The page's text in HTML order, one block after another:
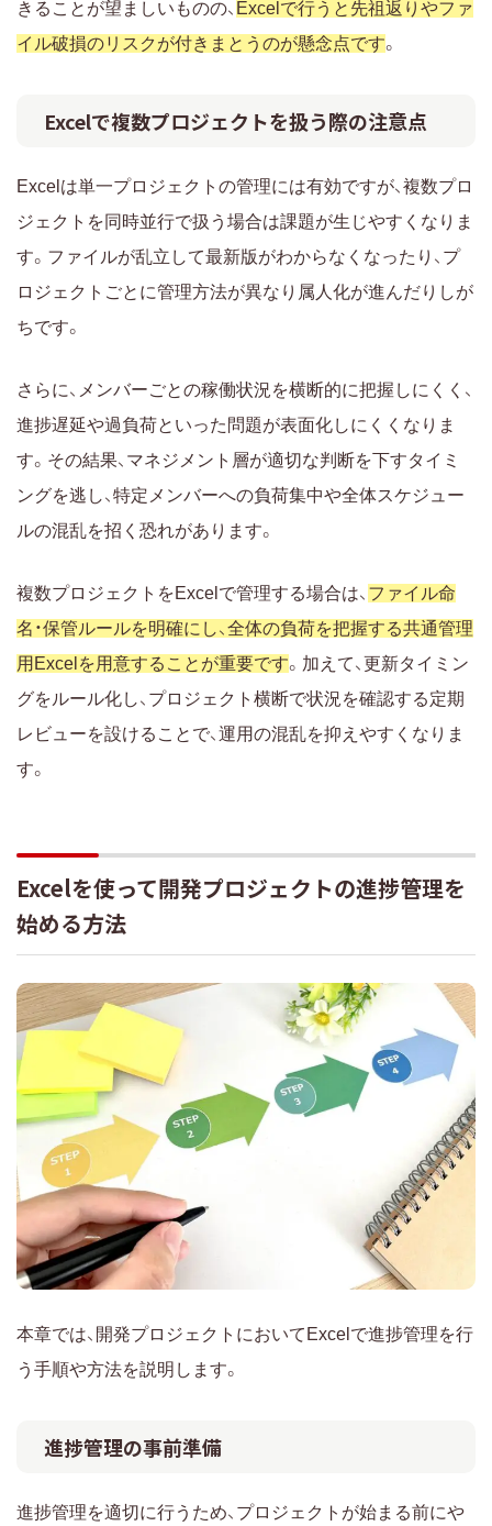
きることが望ましいものの、 Excelで行うと先祖返りやファ
イル破損のリスクが付きまとうのが懸念点です。
Excelで複数プロジェクトを扱う際の注意点
Excelは単一プロジェクトの管理には有効ですが、複数プロ
ジェクトを同時並行で扱う場合は課題が生じやすくなりま
す。ファイルが乱立して最新版がわからなくなったり、プ
ロジェクトごとに管理方法が異なり属人化が進んだりしが
ちです。
さらに、メンバーごとの稼働状況を横断的に把握しにくく、
進捗遅延や過負荷といった問題が表面化しにくくなりま
す。その結果、マネジメント層が適切な判断を下すタイミ
ングを逃し、特定メンバーへの負荷集中や全体スケジュー
ルの混乱を招く恐れがあります。
複数プロジェクトをExcelで管理する場合は、 ファイル命
名・保管ルールを明確にし、全体の負荷を把握する共通管理
用Excelを用意することが重要です。加えて、更新タイミン
グをルール化し、プロジェクト横断で状況を確認する定期
レビューを設けることで、運用の混乱を抑えやすくなりま
す。
Excelを使って開発プロジェクトの進捗管理を
始める方法
本章では、開発プロジェクトにおいてExcelで進捗管理を行
う手順や方法を説明します。
進捗管理の事前準備
進捗管理を適切に行うため、プロジェクトが始まる前にや